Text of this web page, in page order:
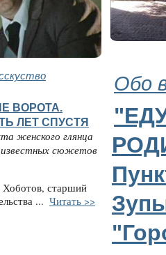
Обо
ВОРОТА.
ЛЕТ СПУСТЯ
женского глянца
сюжетов
Хоботов, старший
... Читать >>